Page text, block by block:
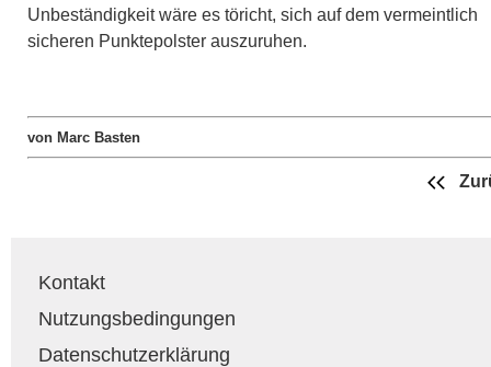
Unbeständigkeit wäre es töricht, sich auf dem vermeintlich
sicheren Punktepolster auszuruhen.
von Marc Basten
Kontakt
Nutzungsbedingungen
Datenschutzerklärung